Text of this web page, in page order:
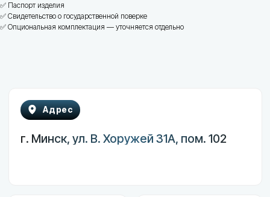
✅ Паспорт изделия
✅ Свидетельство о государственной поверке
✅ Опциональная комплектация — уточняется отдельно
Лазерные аппараты
Наркозно-дыхательные
Электрокардиографы
Эндоскопическое оборудование